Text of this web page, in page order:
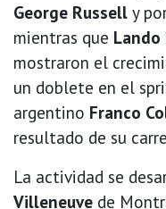
George Russell y
mientras que Lando
mostraron el
un doblete en el
argentino Franco
resultado de su
La actividad se
Villeneuve de